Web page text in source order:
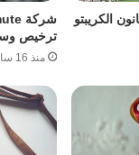
الكريبتو
ترخيص
منذ 16 ساعة